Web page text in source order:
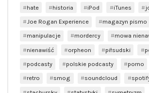
hate
historia iPod iTunes
Joe Rogan Experience
magazyn pismo
manipulacje
mordercy
mowa
nienawiść
orpheon piłsudski
podcasty
polskie podcasty porno
retro
smog soundcloud